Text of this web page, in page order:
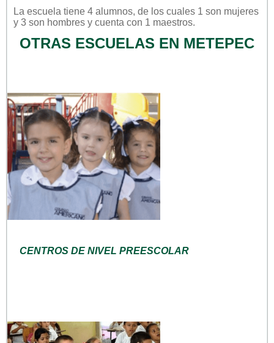
La escuela tiene 4 alumnos, de los cuales 1 son mujeres
y 3 son hombres y cuenta con 1 maestros.
OTRAS ESCUELAS EN METEPEC
CENTROS DE NIVEL PREESCOLAR